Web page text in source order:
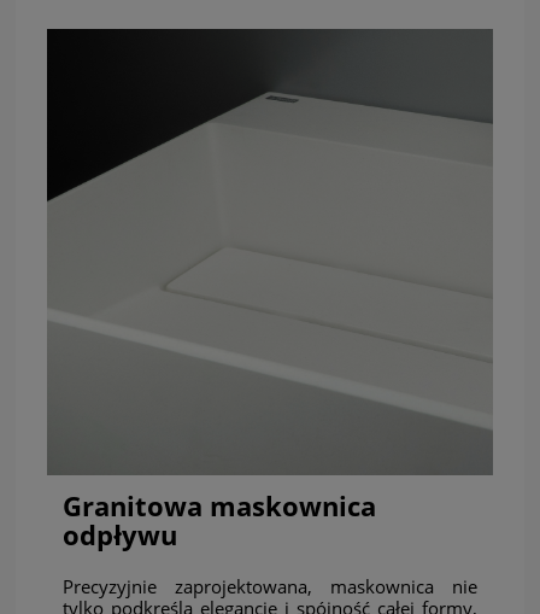
Granitowa maskownica
odpływu
Precyzyjnie zaprojektowana, maskownica nie
tylko podkreśla elegancję i spójność całej formy,